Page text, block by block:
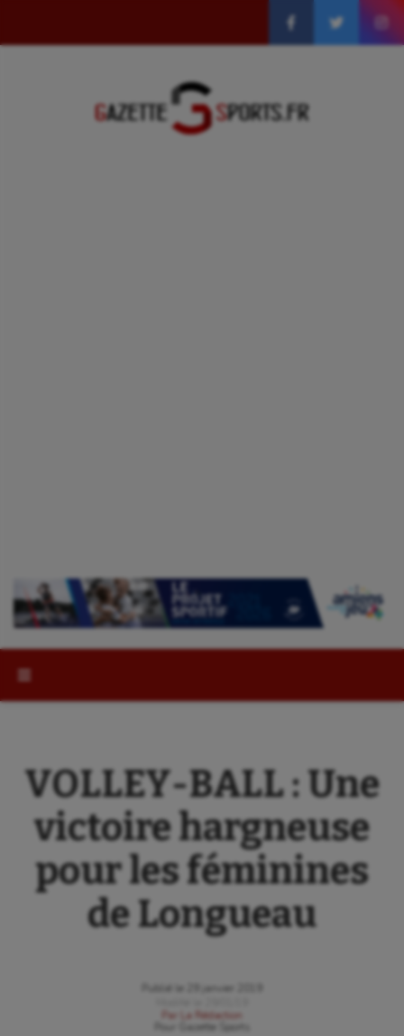
VOLLEY-BALL : Une
victoire hargneuse
pour les féminines
de Longueau
Publié le
29 janvier 2019
Par
La Rédaction
Gazette Sports